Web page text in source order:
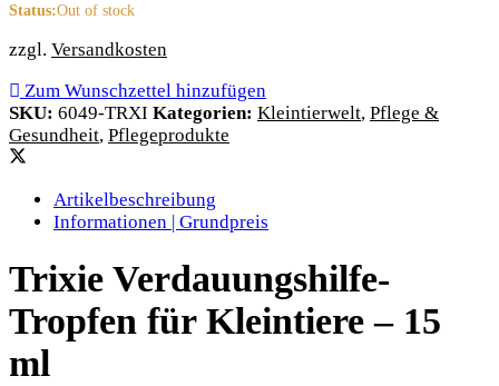
Status:Out of stock
zzgl. Versandkosten
Zum Wunschzettel hinzufügen
SKU: 6049-TRXI Kategorien: Kleintierwelt, Pflege &
Gesundheit, Pflegeprodukte
Artikelbeschreibung
Informationen | Grundpreis
Trixie Verdauungshilfe-
Tropfen für Kleintiere – 15
ml